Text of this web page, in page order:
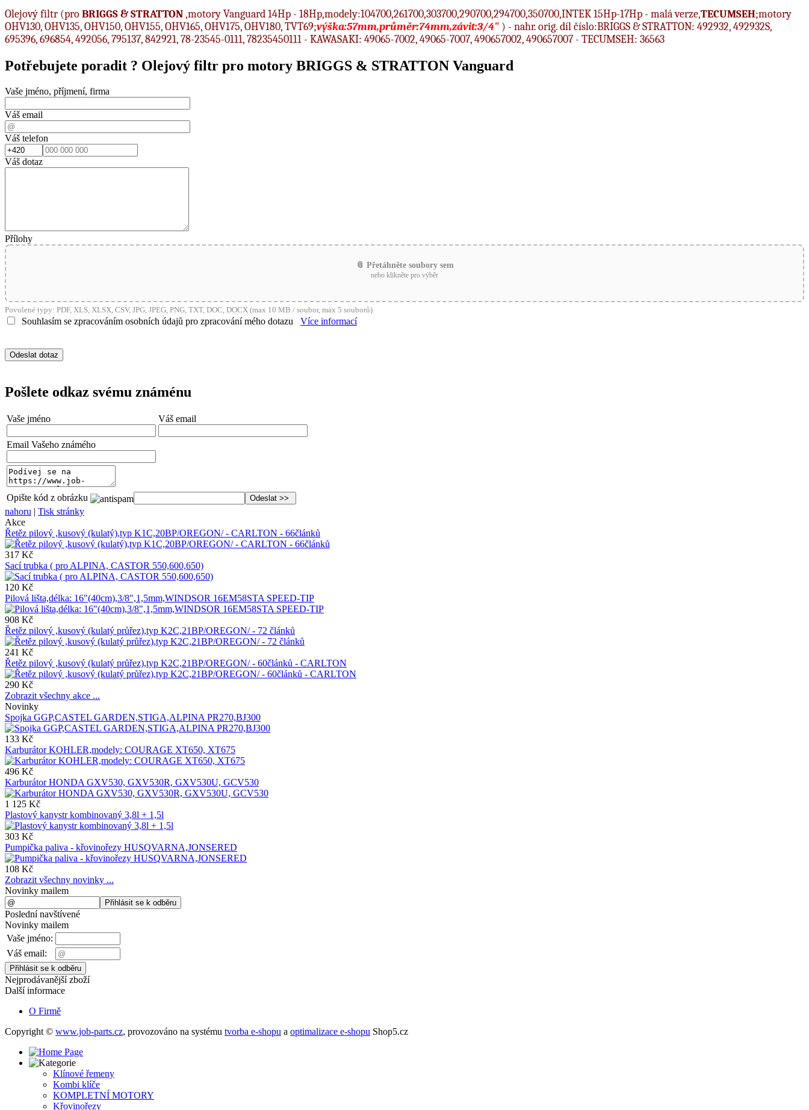
Olejový filtr (proBRIGGS &STRATTON,motory Vanguard 14Hp - 18Hp,modely:104700,261700,303700,290700,294700,350700,INTEK 15Hp-17Hp - malá verze,TECUMSEH;motory
OHV130, OHV135, OHV150, OHV155, OHV165, OHV175, OHV180, TVT69;výška:57mm,průměr:74mm,závit:3/4" ) - nahr. orig. díl číslo:BRIGGS & STRATTON: 492932, 492932S,
695396, 696854, 492056, 795137, 842921, 78-23545-0111, 78235450111 - KAWASAKI: 49065-7002, 49065-7007, 490657002, 490657007 - TECUMSEH: 36563
Potřebujete poradit ? Olejový filtr pro motory BRIGGS & STRATTON Vanguard
Vaše jméno, příjmení, firma
Váš email
Váš telefon
Váš dotaz
Přílohy
📎 Přetáhněte soubory sem
nebo klikněte pro výběr
Povolené typy: PDF, XLS, XLSX, CSV, JPG, JPEG, PNG, TXT, DOC, DOCX (max 10 MB / soubor, max 5 souborů)
Souhlasím se zpracováním osobních údajů pro zpracování mého dotazu Více informací
Pošlete odkaz svému známénu
Vaše jméno Váš email
Email Vašeho známého
Opište kód z obrázku
nahoru | Tisk stránky
Akce
Řetěz pilový ,kusový (kulatý),typ K1C,20BP/OREGON/ - CARLTON - 66článků
317 Kč
Sací trubka ( pro ALPINA, CASTOR 550,600,650)
120 Kč
Pilová lišta,délka: 16"(40cm),3/8",1,5mm,WINDSOR 16EM58STA SPEED-TIP
908 Kč
Řetěz pilový ,kusový (kulatý průřez),typ K2C,21BP/OREGON/ - 72 článků
241 Kč
Řetěz pilový ,kusový (kulatý průřez),typ K2C,21BP/OREGON/ - 60článků - CARLTON
290 Kč
Zobrazit všechny akce ...
Novinky
Spojka GGP,CASTEL GARDEN,STIGA,ALPINA PR270,BJ300
133 Kč
Karburátor KOHLER,modely: COURAGE XT650, XT675
496 Kč
Karburátor HONDA GXV530, GXV530R, GXV530U, GCV530
1 125 Kč
Plastový kanystr kombinovaný 3,8l + 1,5l
303 Kč
Pumpička paliva - křovinořezy HUSQVARNA,JONSERED
108 Kč
Zobrazit všechny novinky ...
Novinky mailem
Poslední navštívené
Novinky mailem
Vaše jméno:
Váš email:
Nejprodávanější zboží
Další informace
O Firmě
Copyright © www.job-parts.cz, provozováno na systému tvorba e-shopu a optimalizace e-shopu Shop5.cz
Klínové řemeny
Kombi klíče
KOMPLETNÍ MOTORY
Křovinořezy